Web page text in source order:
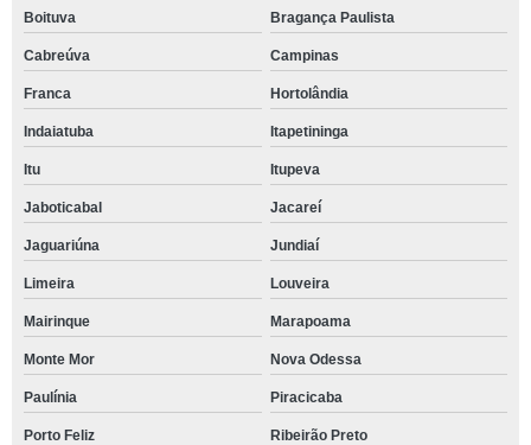
Boituva Bragança Paulista
Cabreúva Campinas
Franca Hortolândia
Indaiatuba Itapetininga
Itu Itupeva
Jaboticabal Jacareí
Jaguariúna Jundiaí
Limeira Louveira
Mairinque Marapoama
Monte Mor Nova Odessa
Paulínia Piracicaba
Porto Feliz Ribeirão Preto